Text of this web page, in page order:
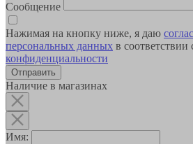
Сообщение
Нажимая на кнопку ниже, я даю
персональных данных в соответствии
конфиденциальности
Наличие в магазинах
Имя: